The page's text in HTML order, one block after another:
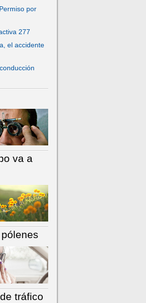
por
277
el accidente
va a
tráfico